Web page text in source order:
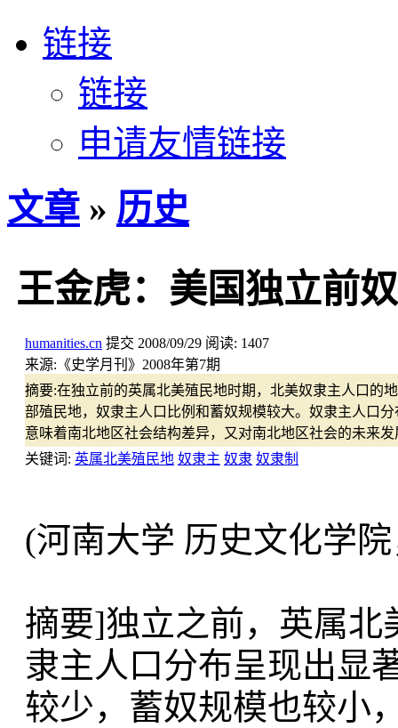
链接
链接
申请友情链接
文章 » 历史
王金虎：美国独立前
humanities.cn 提交 2008/09/29 阅读: 1407
来源: 《史学月刊》2008年第7期
摘要:在独立前的英属北美殖民地时期，北美奴隶主人口的
部殖民地，奴隶主人口比例和蓄奴规模较大。奴隶主人口
意味着南北地区社会结构差异，又对南北地区社会的未来
关键词: 英属北美殖民地 奴隶主 奴隶 奴隶制
(河南大学 历史文化学
摘要]独立之前，英属北
隶主人口分布呈现出显
较少，蓄奴规模也较小